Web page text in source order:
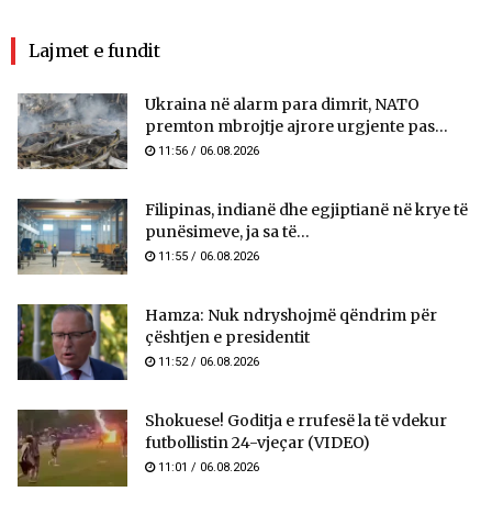
Lajmet e fundit
Ukraina në alarm para dimrit, NATO
premton mbrojtje ajrore urgjente pas...
11:56 / 06.08.2026
Filipinas, indianë dhe egjiptianë në krye të
punësimeve, ja sa të...
11:55 / 06.08.2026
Hamza: Nuk ndryshojmë qëndrim për
çështjen e presidentit
11:52 / 06.08.2026
Shokuese! Goditja e rrufesë la të vdekur
futbollistin 24-vjeçar (VIDEO)
11:01 / 06.08.2026